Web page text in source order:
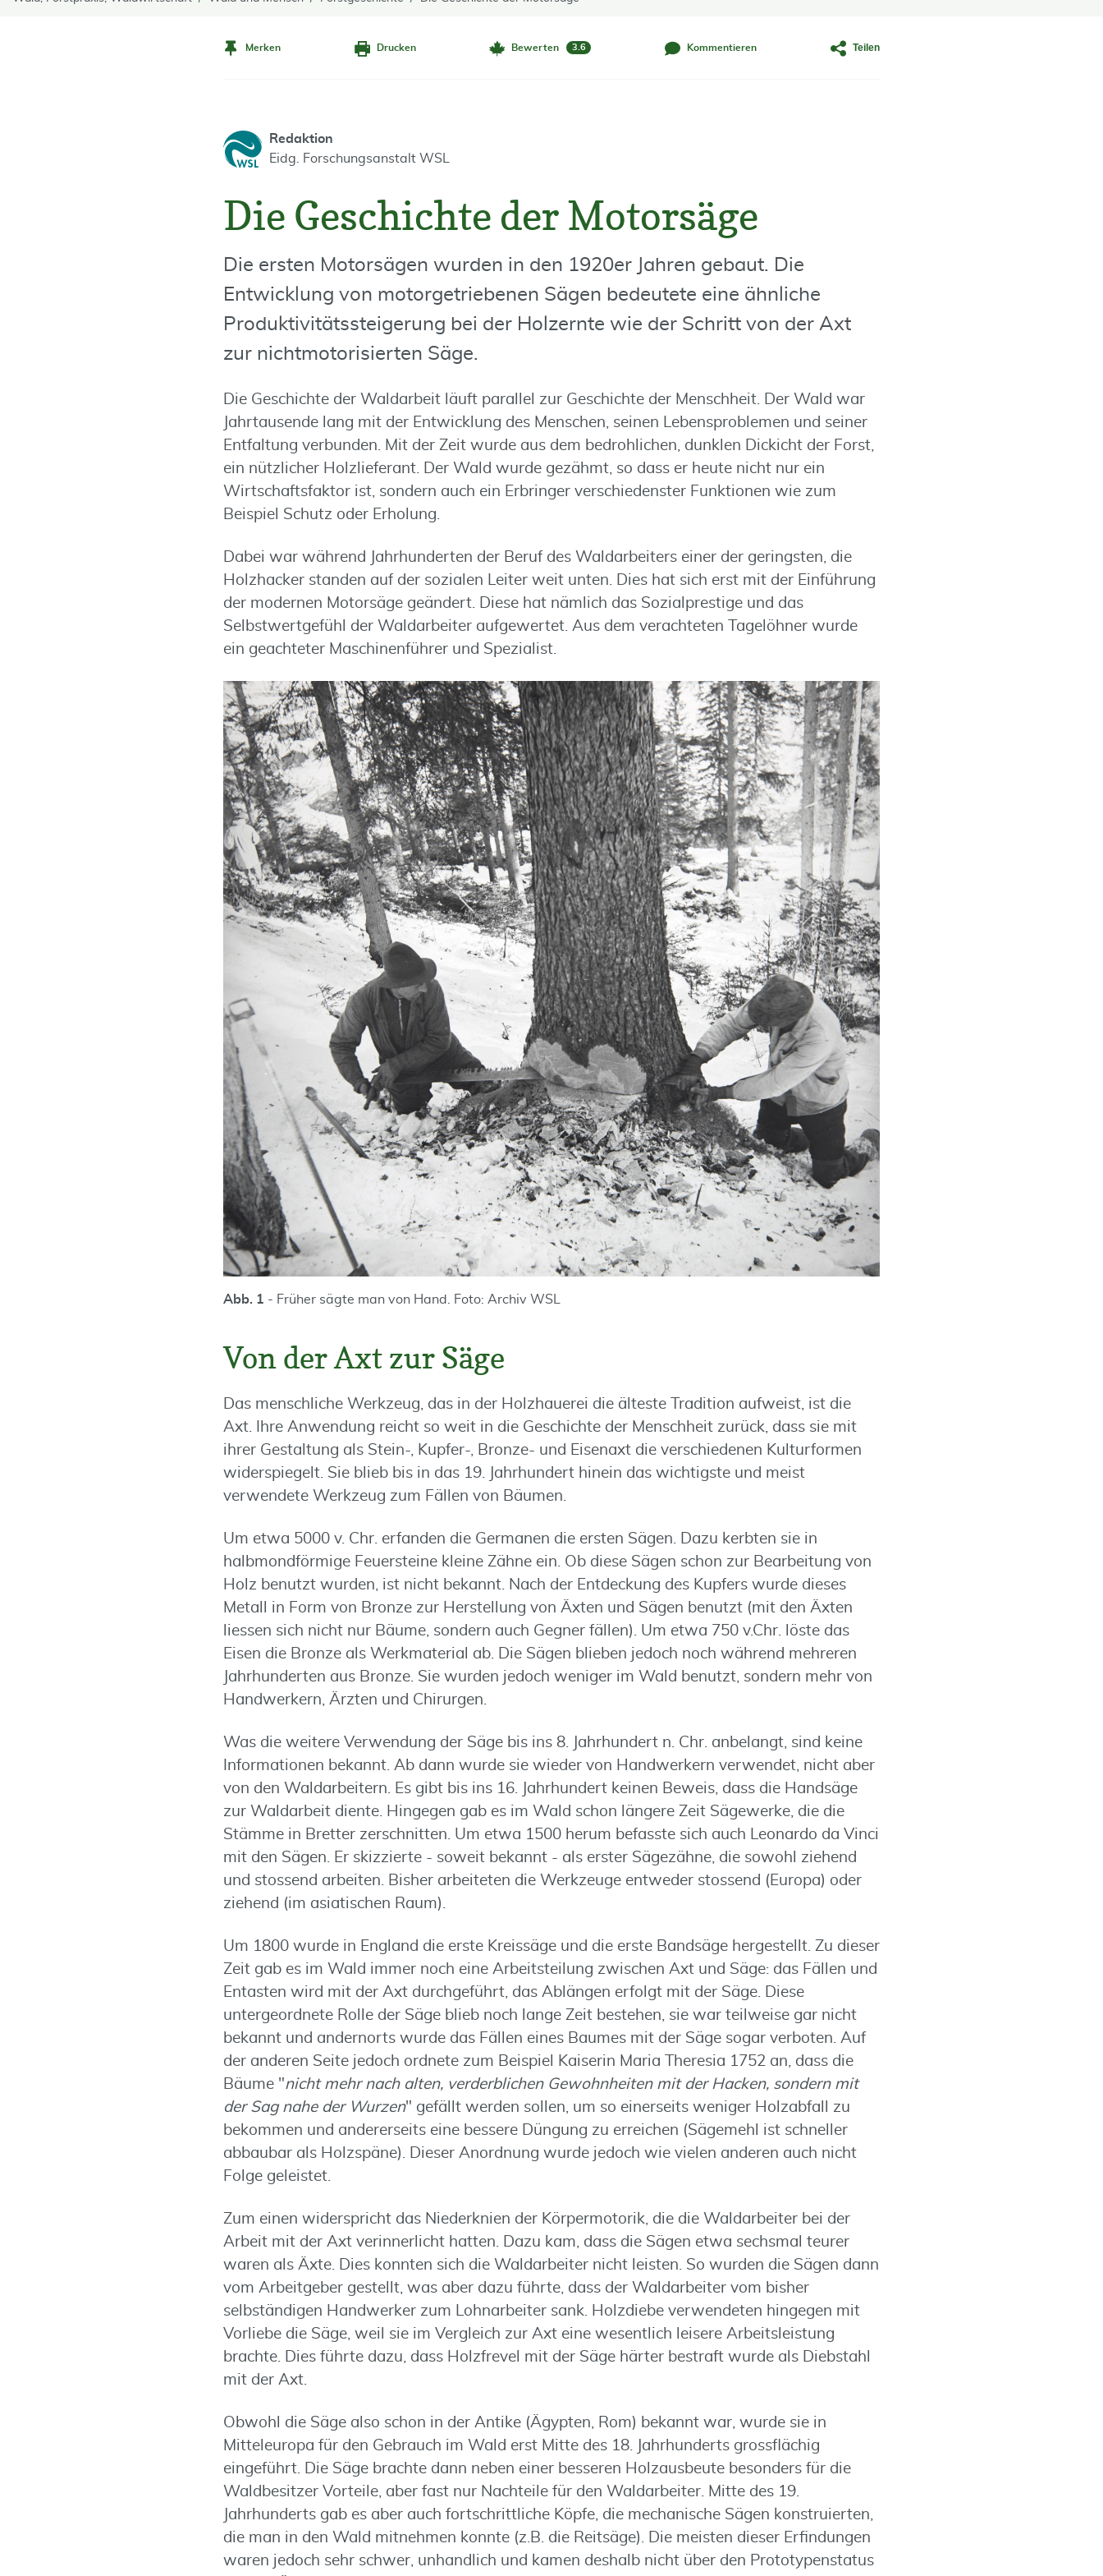
Merken Drucken Bewerten 3.6 Kommentieren Teilen
Redaktion
Eidg. Forschungsanstalt WSL
Die Geschichte der Motorsäge
Die ersten Motorsägen wurden in den 1920er Jahren gebaut. Die
Entwicklung von motorgetriebenen Sägen bedeutete eine ähnliche
Produktivitätssteigerung bei der Holzernte wie der Schritt von der Axt
zur nichtmotorisierten Säge.
Die Geschichte der Waldarbeit läuft parallel zur Geschichte der Menschheit. Der Wald war
Jahrtausende lang mit der Entwicklung des Menschen, seinen Lebensproblemen und seiner
Entfaltung verbunden. Mit der Zeit wurde aus dem bedrohlichen, dunklen Dickicht der Forst,
ein nützlicher Holzlieferant. Der Wald wurde gezähmt, so dass er heute nicht nur ein
Wirtschaftsfaktor ist, sondern auch ein Erbringer verschiedenster Funktionen wie zum
Beispiel Schutz oder Erholung.
Dabei war während Jahrhunderten der Beruf des Waldarbeiters einer der geringsten, die
Holzhacker standen auf der sozialen Leiter weit unten. Dies hat sich erst mit der Einführung
der modernen Motorsäge geändert. Diese hat nämlich das Sozialprestige und das
Selbstwertgefühl der Waldarbeiter aufgewertet. Aus dem verachteten Tagelöhner wurde
ein geachteter Maschinenführer und Spezialist.
Abb. 1 - Früher sägte man von Hand. Foto: Archiv WSL
Von der Axt zur Säge
Das menschliche Werkzeug, das in der Holzhauerei die älteste Tradition aufweist, ist die
Axt. Ihre Anwendung reicht so weit in die Geschichte der Menschheit zurück, dass sie mit
ihrer Gestaltung als Stein-, Kupfer-, Bronze- und Eisenaxt die verschiedenen Kulturformen
widerspiegelt. Sie blieb bis in das 19. Jahrhundert hinein das wichtigste und meist
verwendete Werkzeug zum Fällen von Bäumen.
Um etwa 5000 v. Chr. erfanden die Germanen die ersten Sägen. Dazu kerbten sie in
halbmondförmige Feuersteine kleine Zähne ein. Ob diese Sägen schon zur Bearbeitung von
Holz benutzt wurden, ist nicht bekannt. Nach der Entdeckung des Kupfers wurde dieses
Metall in Form von Bronze zur Herstellung von Äxten und Sägen benutzt (mit den Äxten
liessen sich nicht nur Bäume, sondern auch Gegner fällen). Um etwa 750 v.Chr. löste das
Eisen die Bronze als Werkmaterial ab. Die Sägen blieben jedoch noch während mehreren
Jahrhunderten aus Bronze. Sie wurden jedoch weniger im Wald benutzt, sondern mehr von
Handwerkern, Ärzten und Chirurgen.
Was die weitere Verwendung der Säge bis ins 8. Jahrhundert n. Chr. anbelangt, sind keine
Informationen bekannt. Ab dann wurde sie wieder von Handwerkern verwendet, nicht aber
von den Waldarbeitern. Es gibt bis ins 16. Jahrhundert keinen Beweis, dass die Handsäge
zur Waldarbeit diente. Hingegen gab es im Wald schon längere Zeit Sägewerke, die die
Stämme in Bretter zerschnitten. Um etwa 1500 herum befasste sich auch Leonardo da Vinci
mit den Sägen. Er skizzierte - soweit bekannt - als erster Sägezähne, die sowohl ziehend
und stossend arbeiten. Bisher arbeiteten die Werkzeuge entweder stossend (Europa) oder
ziehend (im asiatischen Raum).
Um 1800 wurde in England die erste Kreissäge und die erste Bandsäge hergestellt. Zu dieser
Zeit gab es im Wald immer noch eine Arbeitsteilung zwischen Axt und Säge: das Fällen und
Entasten wird mit der Axt durchgeführt, das Ablängen erfolgt mit der Säge. Diese
untergeordnete Rolle der Säge blieb noch lange Zeit bestehen, sie war teilweise gar nicht
bekannt und andernorts wurde das Fällen eines Baumes mit der Säge sogar verboten. Auf
der anderen Seite jedoch ordnete zum Beispiel Kaiserin Maria Theresia 1752 an, dass die
Bäume "nicht mehr nach alten, verderblichen Gewohnheiten mit der Hacken, sondern mit
der Sag nahe der Wurzen" gefällt werden sollen, um so einerseits weniger Holzabfall zu
bekommen und andererseits eine bessere Düngung zu erreichen (Sägemehl ist schneller
abbaubar als Holzspäne). Dieser Anordnung wurde jedoch wie vielen anderen auch nicht
Folge geleistet.
Zum einen widerspricht das Niederknien der Körpermotorik, die die Waldarbeiter bei der
Arbeit mit der Axt verinnerlicht hatten. Dazu kam, dass die Sägen etwa sechsmal teurer
waren als Äxte. Dies konnten sich die Waldarbeiter nicht leisten. So wurden die Sägen dann
vom Arbeitgeber gestellt, was aber dazu führte, dass der Waldarbeiter vom bisher
selbständigen Handwerker zum Lohnarbeiter sank. Holzdiebe verwendeten hingegen mit
Vorliebe die Säge, weil sie im Vergleich zur Axt eine wesentlich leisere Arbeitsleistung
brachte. Dies führte dazu, dass Holzfrevel mit der Säge härter bestraft wurde als Diebstahl
mit der Axt.
Obwohl die Säge also schon in der Antike (Ägypten, Rom) bekannt war, wurde sie in
Mitteleuropa für den Gebrauch im Wald erst Mitte des 18. Jahrhunderts grossflächig
eingeführt. Die Säge brachte dann neben einer besseren Holzausbeute besonders für die
Waldbesitzer Vorteile, aber fast nur Nachteile für den Waldarbeiter. Mitte des 19.
Jahrhunderts gab es aber auch fortschrittliche Köpfe, die mechanische Sägen konstruierten,
die man in den Wald mitnehmen konnte (z.B. die Reitsäge). Die meisten dieser Erfindungen
waren jedoch sehr schwer, unhandlich und kamen deshalb nicht über den Prototypenstatus